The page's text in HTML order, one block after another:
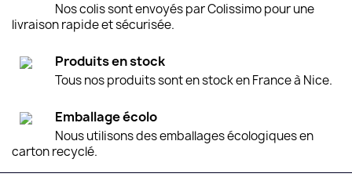
Nos colis sont envoyés par Colissimo pour une
livraison rapide et sécurisée.
Produits en stock
Tous nos produits sont en stock en France à Nice.
Emballage écolo
Nous utilisons des emballages écologiques en
carton recyclé.